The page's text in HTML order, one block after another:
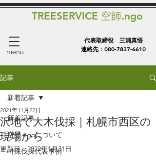
TREESERVICE 空師.ngo
代表取締役 三浦真悟
連絡先 : 080-7837-6610
menu
記事
新着記事
空師.ngoについて
特殊伐採代表事例
新着記事
沢地で大木伐採｜札幌市西区の
現場から
2021年11月22日
更新日：2022年1月31日